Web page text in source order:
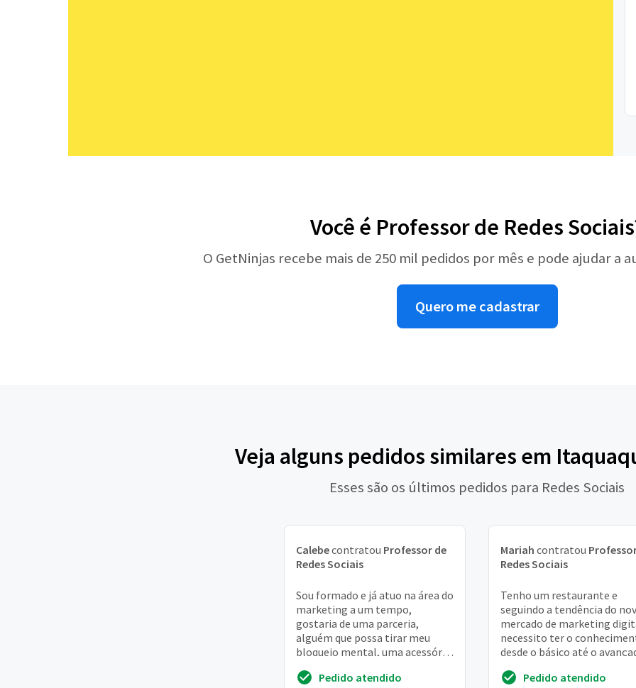
Você é Professor de Redes
O GetNinjas recebe mais de 250 mil pedidos por mês e pode ajudar a
Quero me cadastrar
Veja alguns pedidos similares em
Esses são os últimos pedidos para Redes Sociais
Calebecontratou Professor de
Redes Sociais
Sou formado e já atuo na área do
marketing a um tempo,
gostaria de uma parceria,
alguém que possa tirar meu
bloqueio mental, uma acessória
de serviçoPedido atendido
Mariah contratou
Redes Sociais
Tenho um restaurante e
seguindo a tendência do
mercado de marketing
necessito ter o
desde o básico até o
minhas campanhas e ...
Pedido atendido